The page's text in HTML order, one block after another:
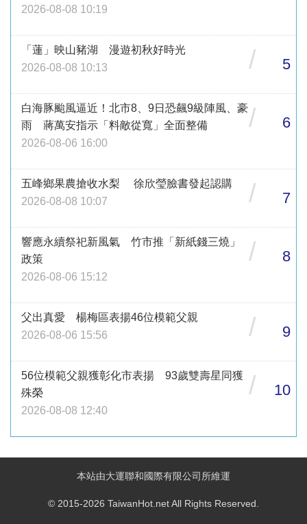
2026-08-08 10:19
「蓮」映山豬湖 漫遊初秋好時光
2026-08-08 10:13
/ 5
白海豚颱風逼近！北市8、9日恐飆9級陣風、豪
雨 蔣萬安指示「料敵從寬」全面整備
2026-08-06 16:00
/ 6
五峰鄉果農搶收水梨 徐欣瑩臉書發起認購
2026-08-08 10:07
/ 7
響應永續祭祀新風氣 竹市推「新紙錢三燒」
政策
2026-08-06 15:12
/ 8
父出真愛 楊梅區表揚46位模範父親
2026-08-06 15:56
/ 9
56位模範父親獲彰化市表揚 93歲雙壽星同獲
殊榮
2026-08-08 12:40
/ 10
本站由大運聯和國際有限公司所維運
© 2015-2026 TaiwanHot.net All Rights Reserved.